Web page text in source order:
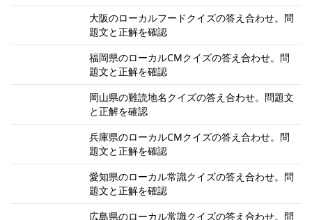
大阪のローカルフードクイズの答え合わせ。問
題文と正解を確認
福岡県のローカルCMクイズの答え合わせ。問
題文と正解を確認
岡山県の難読地名クイズの答え合わせ。問題文
と正解を確認
兵庫県のローカルCMクイズの答え合わせ。問
題文と正解を確認
愛知県のローカル常識クイズの答え合わせ。問
題文と正解を確認
広島県のローカル常識クイズの答え合わせ。問